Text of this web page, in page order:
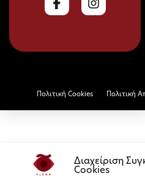
Διαχείριση
Cookies
Πολιτική Cookies Πολιτική